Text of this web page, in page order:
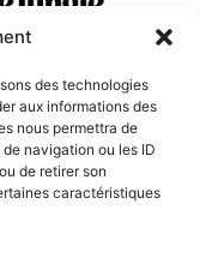
des technologies
aux informations des
nous permettra de
navigation ou les ID
de retirer son
caractéristiques